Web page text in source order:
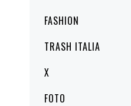
FASHION
TRASH ITALIA
X
FOTO